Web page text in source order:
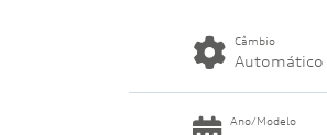
Câmbio
Automático
Ano/Modelo